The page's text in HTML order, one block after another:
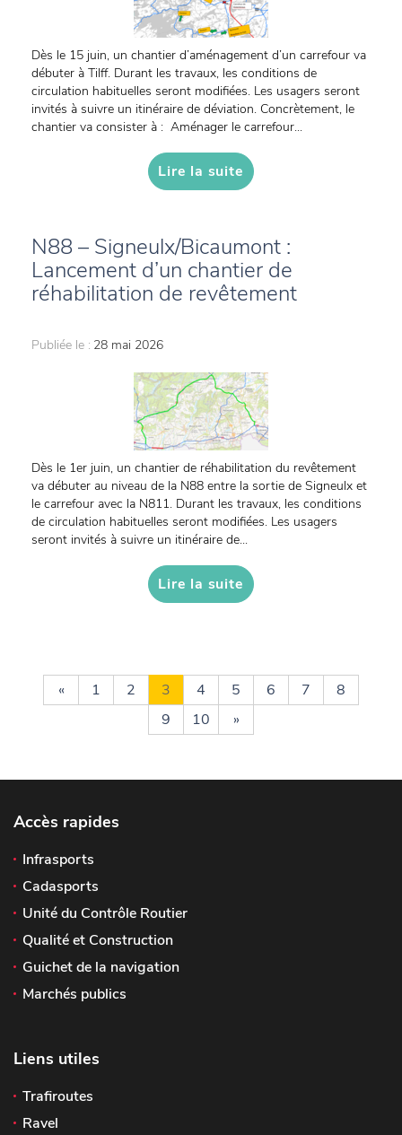
Dès le 15 juin, un chantier d’aménagement d’un carrefour va
débuter à Tilff. Durant les travaux, les conditions de
circulation habituelles seront modifiées. Les usagers seront
invités à suivre un itinéraire de déviation. Concrètement, le
chantier va consister à : Aménager le carrefour...
Lire la suite
N88 – Signeulx/Bicaumont :
Lancement d’un chantier de
réhabilitation de revêtement
Publiée le : 28 mai 2026
Dès le 1er juin, un chantier de réhabilitation du revêtement
va débuter au niveau de la N88 entre la sortie de Signeulx et
le carrefour avec la N811. Durant les travaux, les conditions
de circulation habituelles seront modifiées. Les usagers
seront invités à suivre un itinéraire de...
Lire la suite
« 1 2 3 4 5 6 7
8
9
10 »
Accès rapides
Infrasports
Cadasports
Unité du Contrôle Routier
Qualité et Construction
Guichet de la navigation
Marchés publics
Liens utiles
Trafiroutes
Ravel